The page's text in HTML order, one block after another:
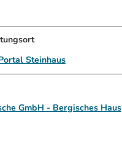
Steinhaus
GmbH - Bergisches Haus